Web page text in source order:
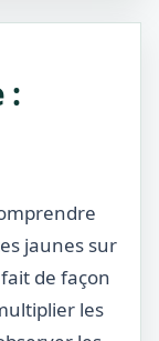
:
jaunes sur
de façon
les